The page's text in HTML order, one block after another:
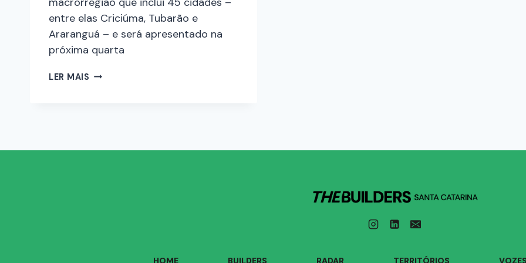
entre elas Criciúma, Tubarão e
Araranguá – e será apresentado na
próxima quarta
LER MAIS
HOME BUILDERS RADAR TERRITÓRIOS VOZES